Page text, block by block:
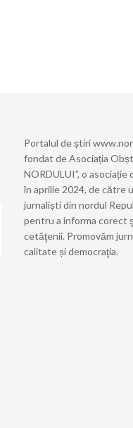
Portalul de știri
fondat de Asociația
NORDULUI”, o
în aprilie 2024, de către
jurnaliști din nordul
pentru a informa corect
cetăţenii. Promovăm
calitate și democraţia.